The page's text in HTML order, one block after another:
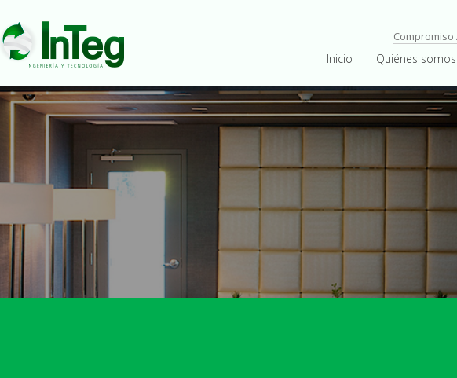
Compromiso
Inicio Quiénes somos